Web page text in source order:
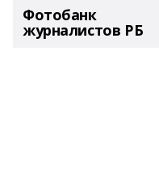
Фотобанк
журналистов РБ